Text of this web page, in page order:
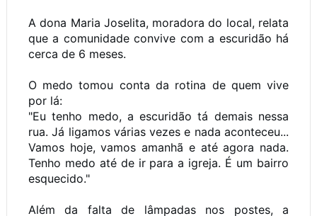
A dona Maria Joselita, moradora do local, relata
que a comunidade convive com a escuridão há
cerca de 6 meses.
O medo tomou conta da rotina de quem vive
por lá:
"Eu tenho medo, a escuridão tá demais nessa
rua. Já ligamos várias vezes e nada aconteceu...
Vamos hoje, vamos amanhã e até agora nada.
Tenho medo até de ir para a igreja. É um bairro
esquecido."
Além da falta de lâmpadas nos postes, a